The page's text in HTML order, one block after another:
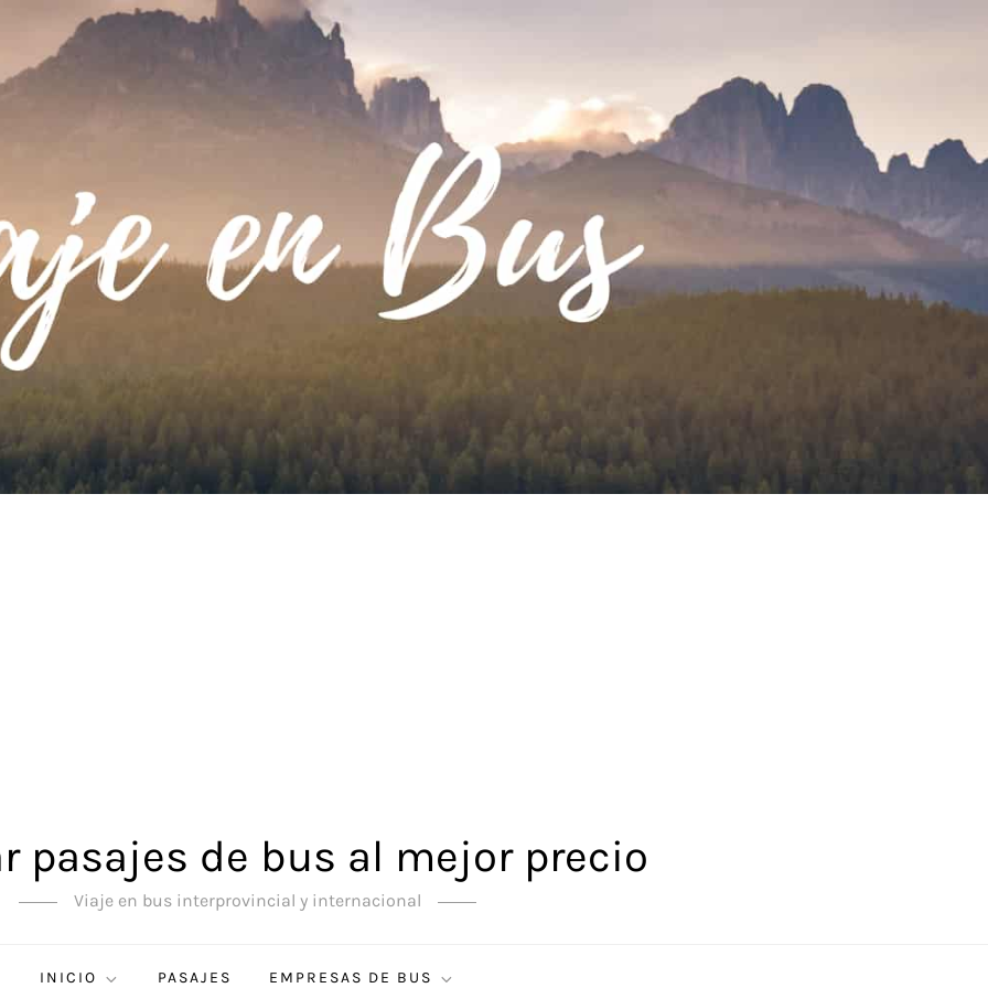
pasajes de bus al mejor precio
Viaje en bus interprovincial y internacional
INICIO PASAJES EMPRESAS DE BUS